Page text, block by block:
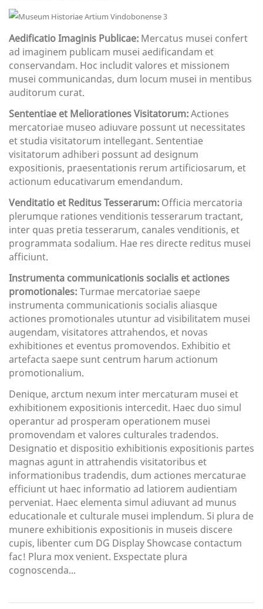
Aedificatio Imaginis Publicae: Mercatus musei confert
ad imaginem publicam musei aedificandam et
conservandam. Hoc includit valores et missionem
musei communicandas, dum locum musei in mentibus
auditorum curat.
Sententiae et Meliorationes Visitatorum:Actiones
mercatoriae museo adiuvare possunt ut necessitates
et studia visitatorum intellegant. Sententiae
visitatorum adhiberi possunt ad designum
expositionis, praesentationis rerum artificiosarum, et
actionum educativarum emendandum.
Venditatio et Reditus Tesserarum: Officia mercatoria
plerumque rationes venditionis tesserarum tractant,
inter quas pretia tesserarum, canales venditionis, et
programmata sodalium. Hae res directe reditus musei
afficiunt.
Instrumenta communicationis socialis et actiones
promotionales: Turmae mercatoriae saepe
instrumenta communicationis socialis aliasque
actiones promotionales utuntur ad visibilitatem musei
augendam, visitatores attrahendos, et novas
exhibitiones et eventus promovendos. Exhibitio et
artefacta saepe sunt centrum harum actionum
promotionalium.
Denique, arctum nexum inter mercaturam musei et
exhibitionem expositionis intercedit. Haec duo simul
operantur ad prosperam operationem musei
promovendam et valores culturales tradendos.
Designatio et dispositio exhibitionis expositionis partes
magnas agunt in attrahendis visitatoribus et
informationibus tradendis, dum actiones mercaturae
efficiunt ut haec informatio ad latiorem audientiam
perveniat. Haec elementa simul adiuvant ad munus
educationale et culturale musei implendum. Si plura de
munere exhibitionis expositionis in museis discere
cupis, libenter cum DG Display Showcase contactum
fac! Plura mox venient. Exspectate plura
cognoscenda...